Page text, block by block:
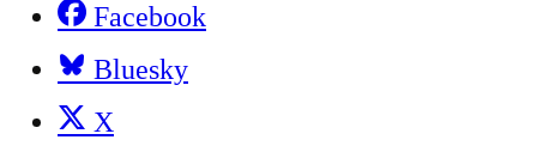
Facebook
Bluesky
X